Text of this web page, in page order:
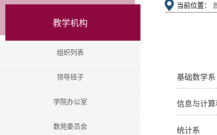
教学机构
组织列表
领导班子
学院办公室
数苑委员会
当前位置：
基础数学系
信息与计
统计系